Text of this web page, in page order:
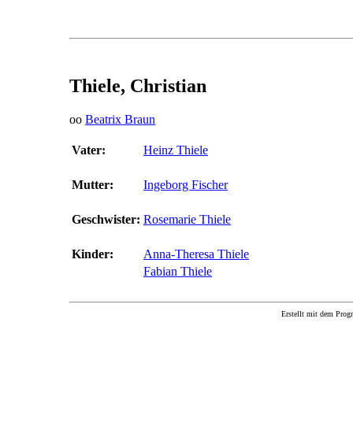
Thiele, Christian
oo Beatrix Braun
Vater: Heinz Thiele
Mutter: Ingeborg Fischer
Geschwister: Rosemarie Thiele
Kinder:
Anna-Theresa Thiele
Fabian Thiele
Erstellt mit dem